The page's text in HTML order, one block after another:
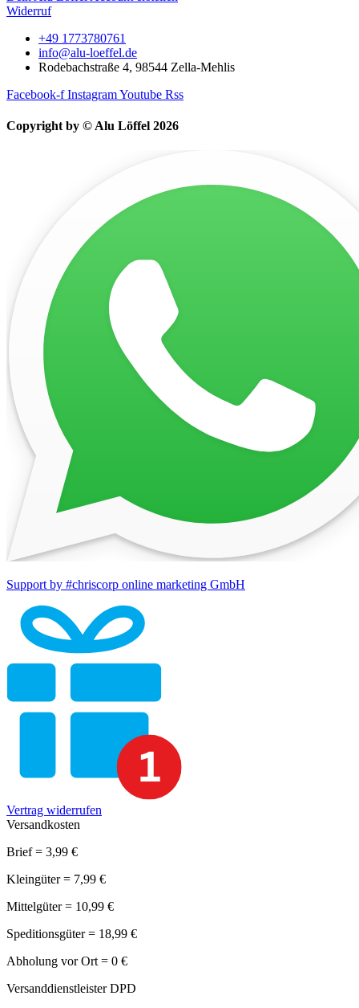
Widerruf
+49 1773780761
info@alu-loeffel.de
Rodebachstraße 4, 98544 Zella-Mehlis
Facebook-f InstagramYoutube Rss
Copyright by © Alu Löffel 2026
Support by #chriscorp online marketing GmbH
Vertrag widerrufen
Versandkosten
Brief = 3,99 €
Kleingüter = 7,99 €
Mittelgüter = 10,99 €
Speditionsgüter = 18,99 €
Abholung vor Ort = 0 €
Versanddienstleister DPD